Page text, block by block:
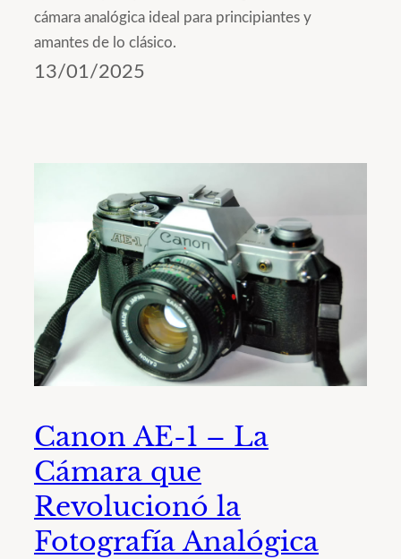
cámara analógica ideal para principiantes y
amantes de lo clásico.
13/01/2025
Canon AE-1 – La
Cámara que
Revolucionó la
Fotografía Analógica